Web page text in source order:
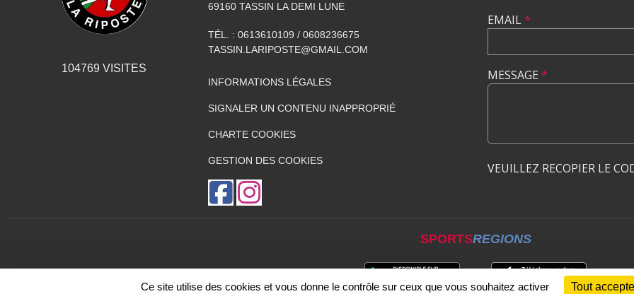
104769 VISITES
69160 TASSIN LA DEMI LUNE
TÉL. : 0613610109 / 0608236675
TASSIN.LARIPOSTE@GMAIL.COM
INFORMATIONS LÉGALES
SIGNALER UN CONTENU INAPPROPRIÉ
CHARTE COOKIES
GESTION DES COOKIES
EMAIL*
MESSAGE *
VEUILLEZ RECOPIER LE
SPORTSREGIONS
Ce site utilise des cookies et vous donne le contrôle sur ceux que vous souhaitez activer Tout